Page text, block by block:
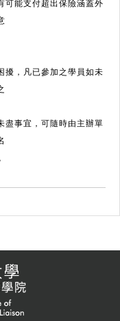
可能支付超出保險涵蓋外
擾，凡已參加之學員如未
盡事宜，可隨時由主辦單